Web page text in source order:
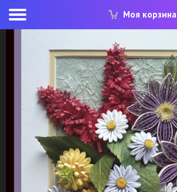
Моя корзина